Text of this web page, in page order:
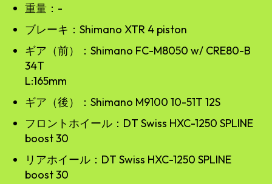
重量：-
ブレーキ：Shimano XTR 4 piston
ギア（前）：Shimano FC-M8050 w/ CRE80-B
34T
L:165mm
ギア（後）：Shimano M9100 10-51T 12S
フロントホイール：DT Swiss HXC-1250 SPLINE
boost 30
リアホイール：DT Swiss HXC-1250 SPLINE
boost 30